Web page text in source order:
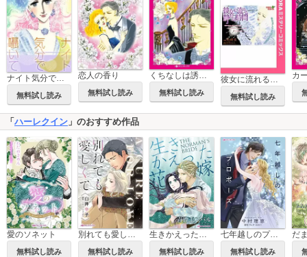
無料試し読み
恋人の香り
無料試し読み
くちなしは誘惑の香り
無料試し読み 無料試し読み
「ハーレクイン 」のおすすめ作品
愛のソネット
無料試し読み 無料試し読み 無料試し読み
七年越しのプロポーズ
無料試し読み